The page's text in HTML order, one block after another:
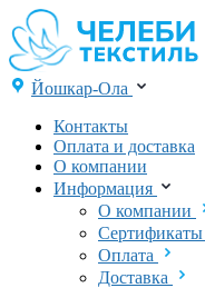
Йошкар-Ола
Контакты
Оплата и доставка
О компании
Информация
О компании
Сертификаты
Оплата
Доставка